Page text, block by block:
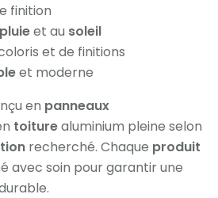
finition
pluieet au soleil
et de finitions
et moderne
en panneaux
toiturealuminium pleine selon
recherché. Chaque produit
avec soin pour garantir une